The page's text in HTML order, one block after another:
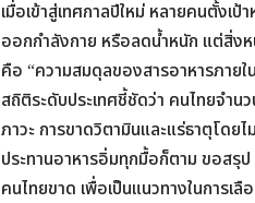
เมื่อเข้าสู่เทศกาลปีใหม่ หลายคนตั้งเ
ออกกำลังกาย หรือลดน้ำหนัก แต่สิ่ง
คือ “ความสมดุลของสารอาหารภายใ
สถิติระดับประเทศชี้ชัดว่า คนไทยจำน
ภาวะ การขาดวิตามินและแร่ธาตุโดย
ประทานอาหารอิ่มทุกมื้อก็ตาม ขอสรุ
คนไทยขาด เพื่อเป็นแนวทางในการเ